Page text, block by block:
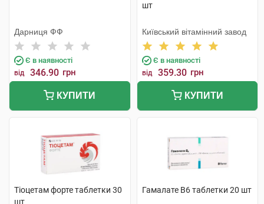
Дарниця ФФ
Є в наявності
від 346.90 грн
КУПИТИ
шт
Київський вітамінний завод
Є в наявності
від 359.30 грн
КУПИТИ
Тіоцетам форте таблетки 30
шт
Гамалате В6 таблетки 20 шт